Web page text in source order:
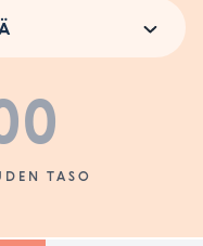
TASO